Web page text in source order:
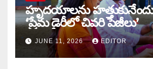
హృదయాలను
‘ప్రేమ డైరీలో చివరి పేజీలు’
JUNE 11, 2026 EDITOR